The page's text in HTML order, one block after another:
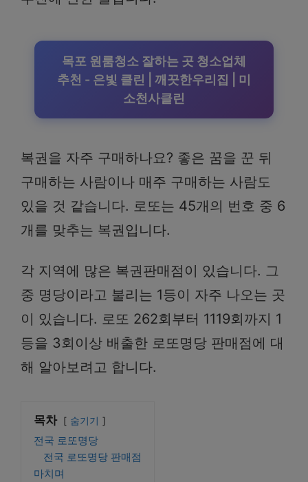
목포 원룸청소 잘하는 곳 청소업체
추천 - 은빛 클린 | 깨끗한우리집 | 미
소천사클린
복권을 자주 구매하나요? 좋은 꿈을 꾼 뒤
구매하는 사람이나 매주 구매하는 사람도
있을 것 같습니다. 로또는 45개의 번호 중 6
개를 맞추는 복권입니다.
각 지역에 많은 복권판매점이 있습니다. 그
중 명당이라고 불리는 1등이 자주 나오는 곳
이 있습니다. 로또 262회부터 1119회까지 1
등을 3회이상 배출한 로또명당 판매점에 대
해 알아보려고 합니다.
목차 숨기기
전국 로또명당
전국 로또명당 판매점
마치며